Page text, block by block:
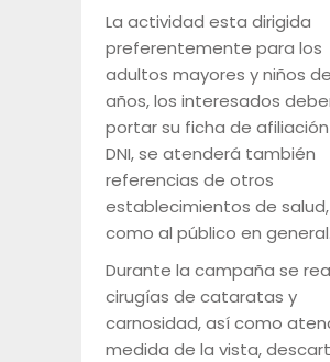
La actividad esta dirigida
preferentemente para los
adultos mayores y niños de
años, los interesados
portar su ficha de afiliación
DNI, se atenderá también
referencias de otros
establecimientos de
como al público en general.
Durante la campaña se
cirugías de cataratas y
carnosidad, así como
medida de la vista,